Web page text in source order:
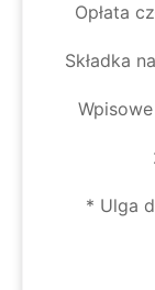
Opłata
Składka
* Ulga